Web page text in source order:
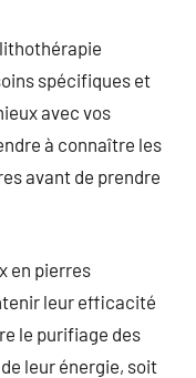
spécifiques et
avec vos
à connaître les
avant de prendre
en pierres
leur efficacité
le purifiage des
leur énergie, soit